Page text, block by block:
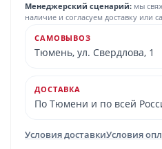
Менеджерский сценарий: мы
наличие и согласуем доставку или
САМОВЫВОЗ
Тюмень, ул. Свердлова, 1
ДОСТАВКА
По Тюмени и по всей
Условия доставкиУсловия